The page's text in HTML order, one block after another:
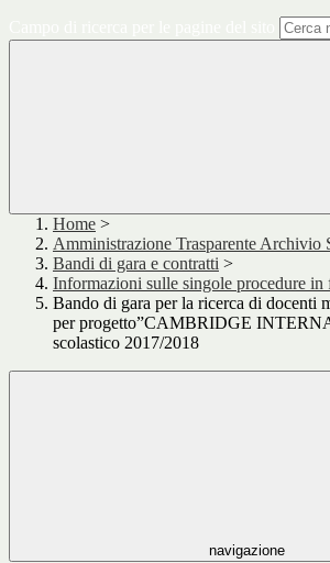
Home >
Amministrazione Trasparente Archivio
Bandi di gara e contratti >
Informazioni sulle singole procedure in
Bando di gara per la ricerca di docenti
per progetto”CAMBRIDGE
scolastico 2017/2018
navigazione